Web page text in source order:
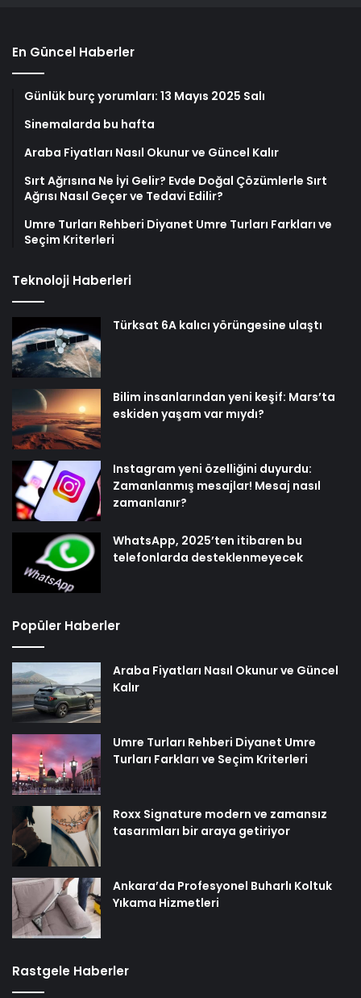
En Güncel Haberler
Günlük burç yorumları: 13 Mayıs 2025 Salı
Sinemalarda bu hafta
Araba Fiyatları Nasıl Okunur ve Güncel Kalır
Sırt Ağrısına Ne İyi Gelir? Evde Doğal Çözümlerle Sırt
Ağrısı Nasıl Geçer ve Tedavi Edilir?
Umre Turları Rehberi Diyanet Umre Turları Farkları ve
Seçim Kriterleri
Teknoloji Haberleri
Türksat 6A kalıcı yörüngesine ulaştı
Bilim insanlarından yeni keşif: Mars’ta
eskiden yaşam var mıydı?
Instagram yeni özelliğini duyurdu:
Zamanlanmış mesajlar! Mesaj nasıl
zamanlanır?
WhatsApp, 2025’ten itibaren bu
telefonlarda desteklenmeyecek
Popüler Haberler
Araba Fiyatları Nasıl Okunur ve Güncel
Kalır
Umre Turları Rehberi Diyanet Umre
Turları Farkları ve Seçim Kriterleri
Roxx Signature modern ve zamansız
tasarımları bir araya getiriyor
Ankara’da Profesyonel Buharlı Koltuk
Yıkama Hizmetleri
Rastgele Haberler